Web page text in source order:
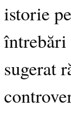
istorie
întrebări
sugerat